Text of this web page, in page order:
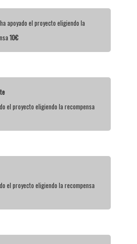
ha apoyado el proyecto eligiendo la
10€
el proyecto eligiendo la recompensa
el proyecto eligiendo la recompensa